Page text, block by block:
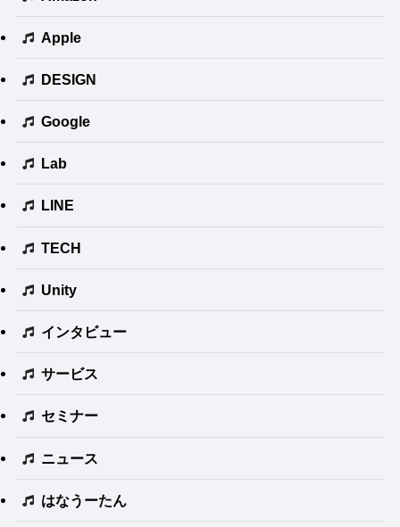
Apple
DESIGN
Google
Lab
LINE
TECH
Unity
インタビュー
サービス
セミナー
ニュース
はなうーたん